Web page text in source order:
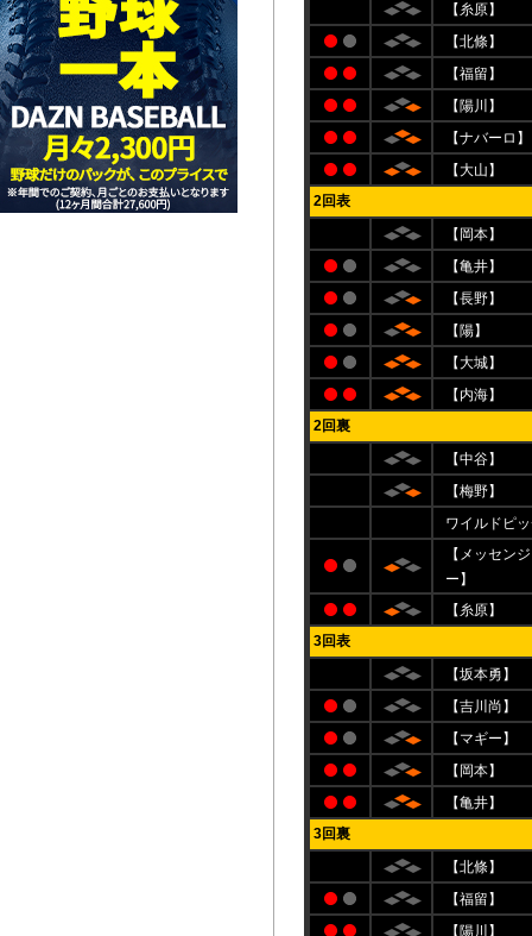
【糸原】
【北條】
【福留】
【陽川】
【ナバーロ】
【大山】
2回表
【岡本】
【亀井】
【長野】
【陽】
【大城】
【内海】
2回裏
【中谷】
【梅野】
ワイルドピ
【メッセン
ー】
【糸原】
3回表
【坂本勇】
【吉川尚】
【マギー】
【岡本】
【亀井】
3回裏
【北條】
【福留】
【陽川】